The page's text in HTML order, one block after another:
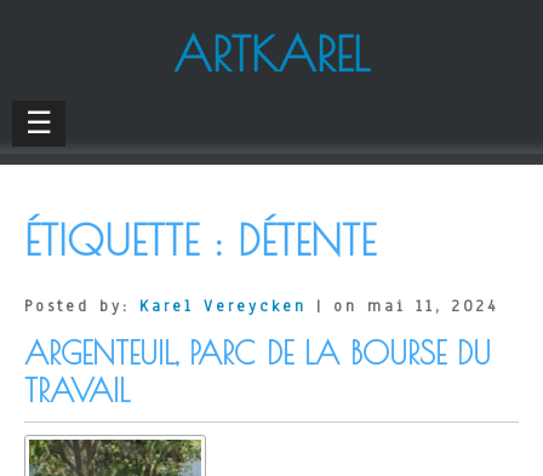
ARTKAREL
☰
ÉTIQUETTE : DÉTENTE
Posted by: Karel Vereycken | on mai 11, 2024
ARGENTEUIL, PARC DE LA BOURSE DU
TRAVAIL